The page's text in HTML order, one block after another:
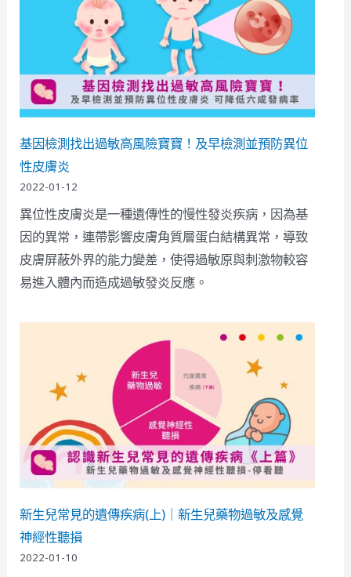
基因檢測找出過敏高風險寶寶！及早檢測並預防異位
性皮膚炎
2022-01-12
異位性皮膚炎是一種遺傳性的慢性發炎疾病，因為基
因的異常，連帶影響皮膚角質層蛋白結構異常，導致
皮膚屏蔽外界的能力變差，使得過敏原與刺激物較容
易進入體內而造成過敏發炎反應。
新生兒常見的遺傳疾病(上)｜新生兒藥物過敏及感覺
神經性聽損
2022-01-10